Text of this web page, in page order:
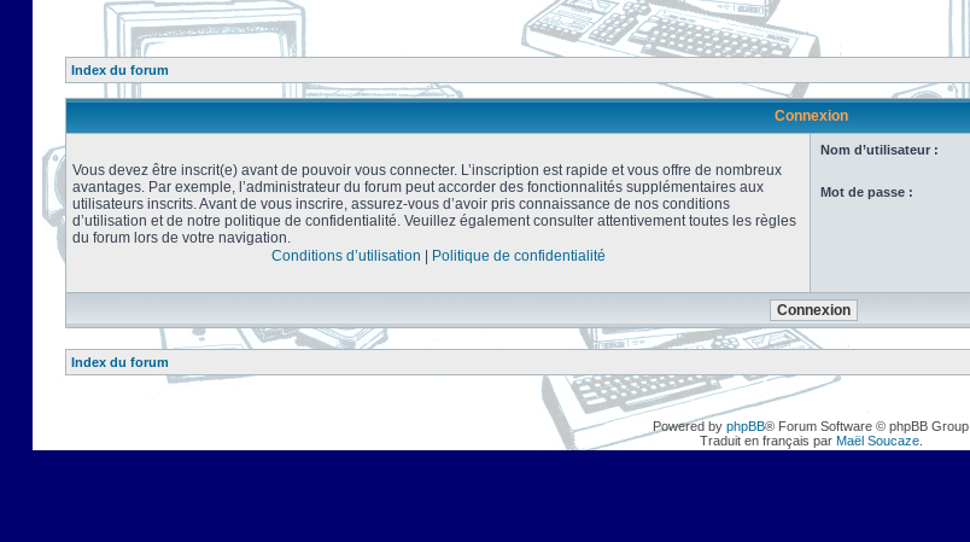
Index du forum
Connexion
Vous devez être inscrit(e) avant de pouvoir vous connecter. L’inscription est rapide et vous offre de nombreux
avantages. Par exemple, l’administrateur du forum peut accorder des fonctionnalités supplémentaires aux
utilisateurs inscrits. Avant de vous inscrire, assurez-vous d’avoir pris connaissance de nos conditions
d’utilisation et de notre politique de confidentialité. Veuillez également consulter attentivement toutes les règles
du forum lors de votre navigation.
Conditions d’utilisation
Politique de confidentialité
Nom d’utilisateur :
Mot de passe :
Index du forum
Powered by phpBB® Forum Software © phpBB Group
Traduit en français par Maël Soucaze.